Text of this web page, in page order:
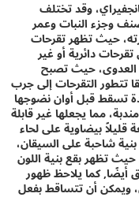
وقد تختلف
النبات وعمر
تظهر تقرحات
أو غير
حيث تصبح
التقرحات إلى جرب
قبل أوان نضوجها
يجعلها غير قابلة
بيضاوية على لحاء
على السيقان،
بقع بنية اللون
كما يلاحظ ظهور
أن تتساقط بفعل